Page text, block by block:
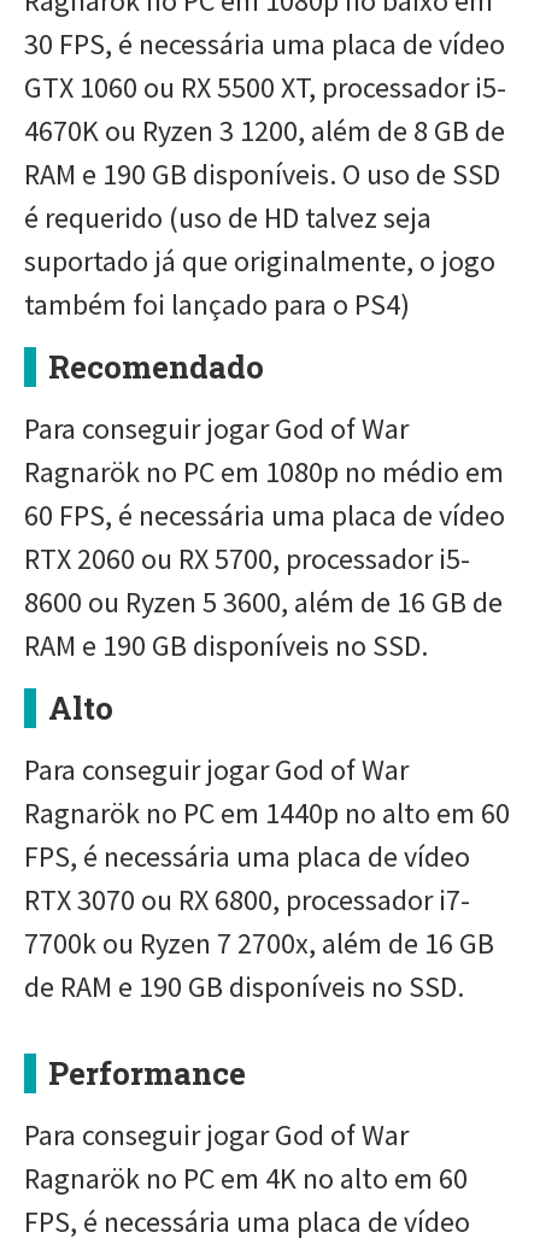
30 FPS, é necessária uma placa de vídeo
GTX 1060 ou RX 5500 XT, processador i5-
4670K ou Ryzen 3 1200, além de 8 GB de
RAM e 190 GB disponíveis. O uso de SSD
é requerido (uso de HD talvez seja
suportado já que originalmente, o jogo
também foi lançado para o PS4)
Recomendado
Para conseguir jogar God of War
Ragnarök no PC em 1080p no médio em
60 FPS, é necessária uma placa de vídeo
RTX 2060 ou RX 5700, processador i5-
8600 ou Ryzen 5 3600, além de 16 GB de
RAM e 190 GB disponíveis no SSD.
Alto
Para conseguir jogar God of War
Ragnarök no PC em 1440p no alto em 60
FPS, é necessária uma placa de vídeo
RTX 3070 ou RX 6800, processador i7-
7700k ou Ryzen 7 2700x, além de 16 GB
de RAM e 190 GB disponíveis no SSD.
Performance
Para conseguir jogar God of War
Ragnarök no PC em 4K no alto em 60
FPS, é necessária uma placa de vídeo